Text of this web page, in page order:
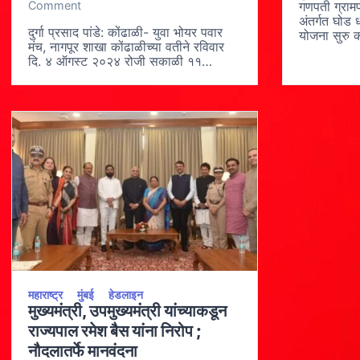
Commenton
भोयर
पवार
मंच
च्या
”
–
२०२४
कोंढाळी
येथे
भव्य
आयोजन
भोयरी
भाषा
प्रचार,
समाजातील
शैक्षणिक,
सांस्कृतिक,
क्रीडा,
कला,
वैद्यकीय
सेवा
तसेच
दुर्गा प्रसाद पांडे: कोंढाळी- युवा भोयर पवार
मंच, नागपूर शाखा कोंढाळीच्या वतीने रविवार
दि. ४ ऑगस्ट २०२४ रोजी सकाळी ११…
गणपती
अंतर्गत घोड
योजना सुरु
महाराष्ट्र मुंबई हेडलाइन
मुख्यमंत्री, उपमुख्यमंत्री यांच्याकडून
राज्यपाल रमेश बैस यांना निरोप ;
नौदलातर्फे मानवंदना